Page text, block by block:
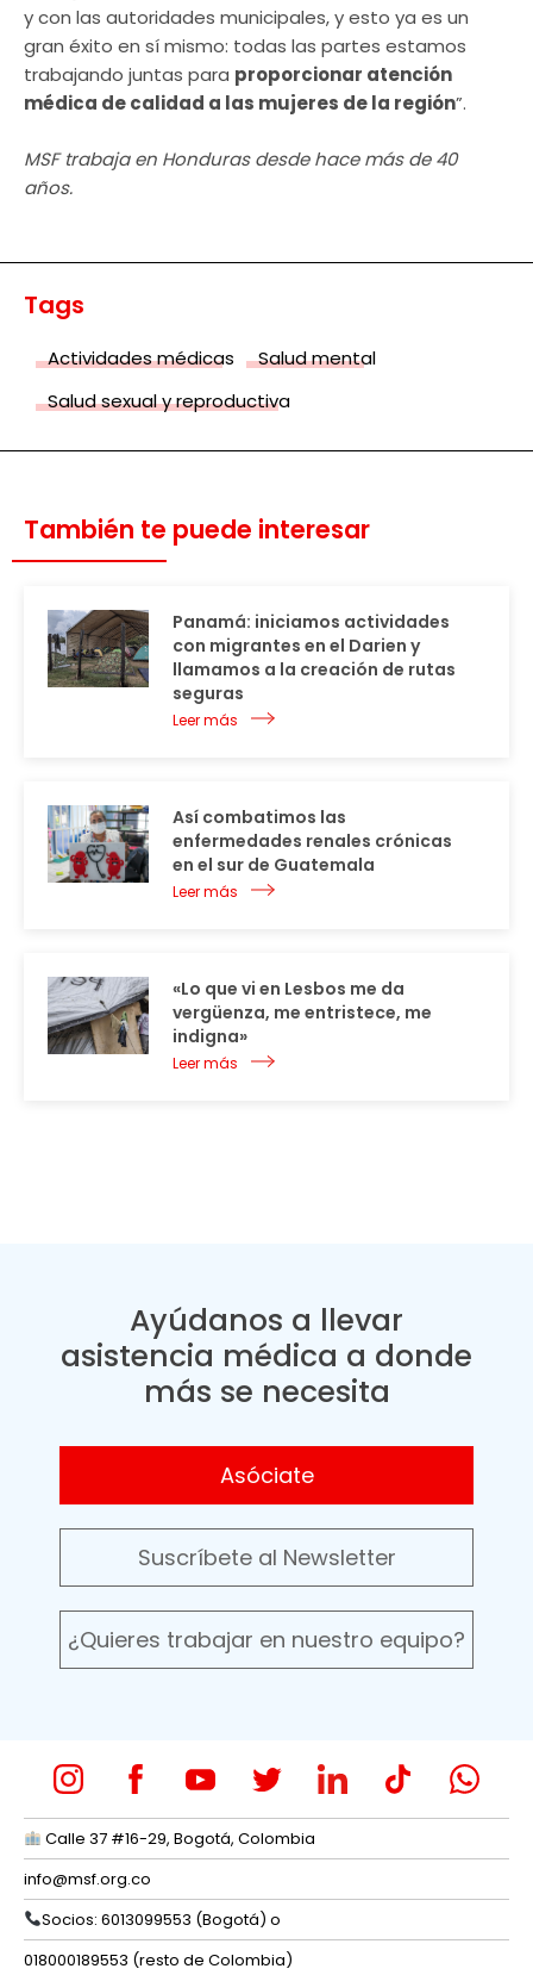
y con las autoridades municipales, y esto ya es un
gran éxito en sí mismo: todas las partes estamos
trabajando juntas para proporcionar atención
médica de calidad a las mujeres de la región”.
MSF trabaja en Honduras desde hace más de 40
años.
Tags
Actividades médicas
Salud mental
Salud sexual y reproductiva
También te puede interesar
Panamá: iniciamos actividades
con migrantes en el Darien y
llamamos a la creación de rutas
seguras
Leer más
Así combatimos las
enfermedades renales crónicas
en el sur de Guatemala
Leer más
«Lo que vi en Lesbos me da
vergüenza, me entristece, me
indigna»
Leer más
Ayúdanos a llevar
asistencia médica a donde
más se necesita
Asóciate
Suscríbete al Newsletter
¿Quieres trabajar en nuestro equipo?
Calle 37 #16-29, Bogotá, Colombia
info@msf.org.co
Socios: 6013099553 (Bogotá) o
018000189553 (resto de Colombia)